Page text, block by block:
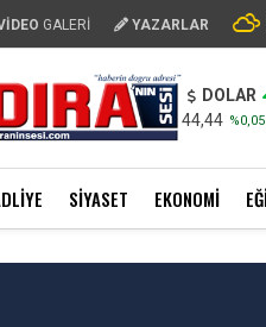
GALERİ YAZARLAR
DOLAR
44,44 %0,05
SIYASET EKONOMI